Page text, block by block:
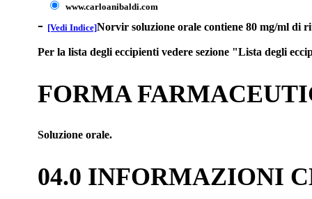
www.carloanibaldi.com
- [Vedi Indice]Norvir soluzione orale contiene 80 mg/ml di
Per la lista degli eccipienti vedere sezione "Lista degli
FORMA
Soluzione orale.
04.0 INFORMAZIONI